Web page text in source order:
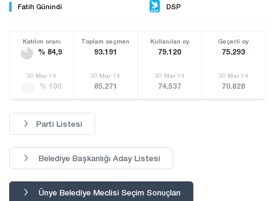
Fatih Günindi DSP
Katılım oranı
% 84,9
Toplam seçmen
93.191
Kullanılan oy
79.120
Geçerli oy
75.293
30 Mar 14
% 100
30 Mar 14
85.271
30 Mar 14
74.537
30 Mar 14
70.828
Parti Listesi
Belediye Başkanlığı Aday Listesi
Ünye Belediye Meclisi Seçim Sonuçları